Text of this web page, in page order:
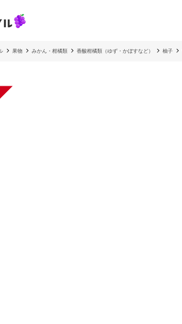
果物 みかん・柑橘類 香酸柑橘類（ゆず・かぼすなど） 柚子